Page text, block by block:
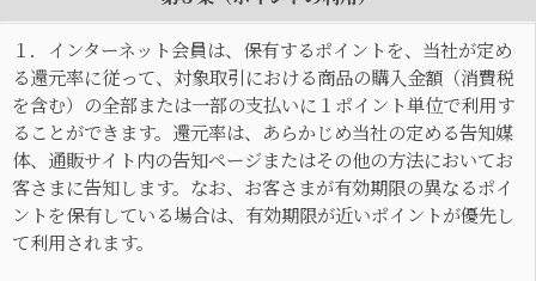
１．インターネット会員は、保有するポイントを、当社が定め
る還元率に従って、対象取引における商品の購入金額（消費税
を含む）の全部または一部の支払いに１ポイント単位で利用す
ることができます。還元率は、あらかじめ当社の定める告知媒
体、通販サイト内の告知ページまたはその他の方法においてお
客さまに告知します。なお、お客さまが有効期限の異なるポイ
ントを保有している場合は、有効期限が近いポイントが優先し
て利用されます。